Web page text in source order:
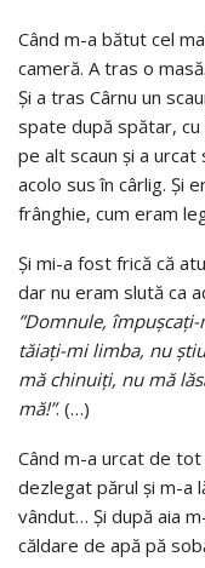
Când m-a bătut cel
cameră. A tras o
Și a tras Cârnu un
spate după spătar, cu
pe alt scaun şi a urcat
acolo sus în cârlig. Şi
frânghie, cum eram
Şi mi-a fost frică că
dar nu eram slută ca
”Domnule,
tăiaţi-mi limba, nu
mă chinuiți, nu mă
mă!”. (…)
Când m-a urcat de
dezlegat părul şi m-a
vândut… Şi după aia
căldare de apă pă